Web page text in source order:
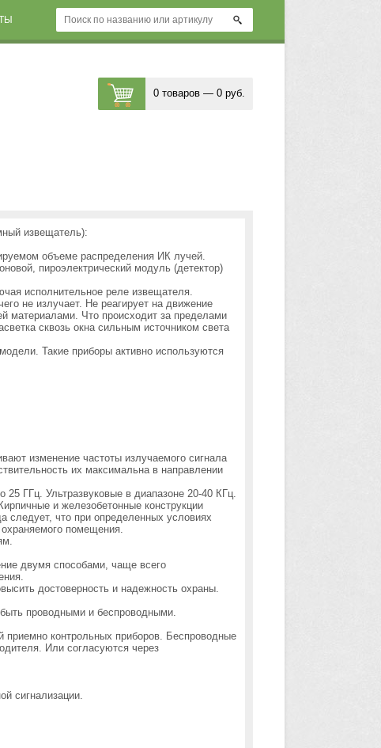
0 товаров — 0 руб.
извещатель):
объеме распределения ИК лучей.
пироэлектрический модуль (детектор)
исполнительное реле извещателя.
не излучает. Не реагирует на движение
материалами. Что происходит за пределами
сквозь окна сильным источником света
Такие приборы активно используются
изменение частоты излучаемого сигнала
их максимальна в направлении
ГГц. Ультразвуковые в диапазоне 20-40 КГц.
и железобетонные конструкции
следует, что при определенных условиях
помещения.
двумя способами, чаще всего
достоверность и надежность охраны.
проводными и беспроводными.
контрольных приборов. Беспроводные
Или согласуются через
сигнализации.